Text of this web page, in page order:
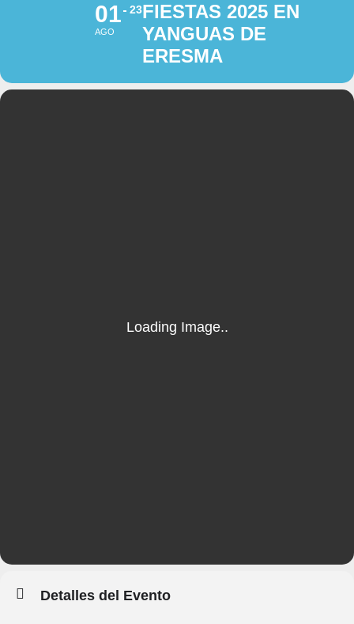
01
AGO
23FIESTAS 2025 EN
YANGUAS DE
ERESMA
Detalles del Evento